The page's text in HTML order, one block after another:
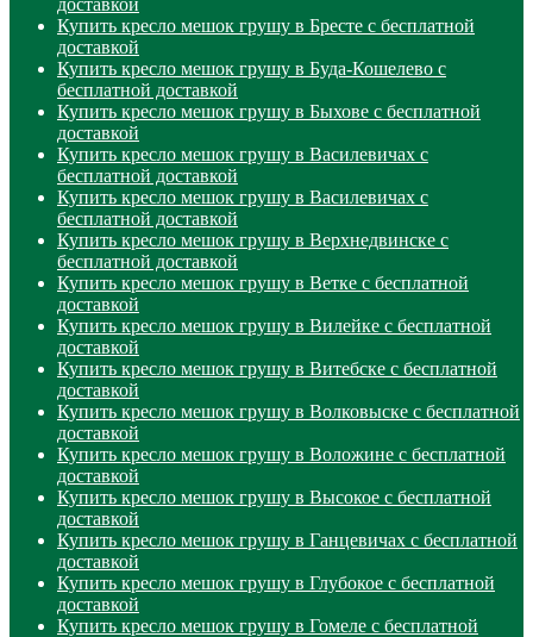
доставкой
Купить кресло мешок грушу в Бресте с бесплатной
доставкой
Купить кресло мешок грушу в Буда-Кошелево с
бесплатной доставкой
Купить кресло мешок грушу в Быхове с бесплатной
доставкой
Купить кресло мешок грушу в Василевичах с
бесплатной доставкой
Купить кресло мешок грушу в Василевичах с
бесплатной доставкой
Купить кресло мешок грушу в Верхнедвинске с
бесплатной доставкой
Купить кресло мешок грушу в Ветке с бесплатной
доставкой
Купить кресло мешок грушу в Вилейке с бесплатной
доставкой
Купить кресло мешок грушу в Витебске с бесплатной
доставкой
Купить кресло мешок грушу в Волковыске с бесплатной
доставкой
Купить кресло мешок грушу в Воложине с бесплатной
доставкой
Купить кресло мешок грушу в Высокое с бесплатной
доставкой
Купить кресло мешок грушу в Ганцевичах с бесплатной
доставкой
Купить кресло мешок грушу в Глубокое с бесплатной
доставкой
Купить кресло мешок грушу в Гомеле с бесплатной